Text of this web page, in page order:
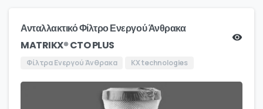
Ανταλλακτικό Φίλτρο Ενεργού Άνθρακα
MATRIKX® CTO PLUS
Φίλτρα Ενεργού Άνθρακα KX technologies